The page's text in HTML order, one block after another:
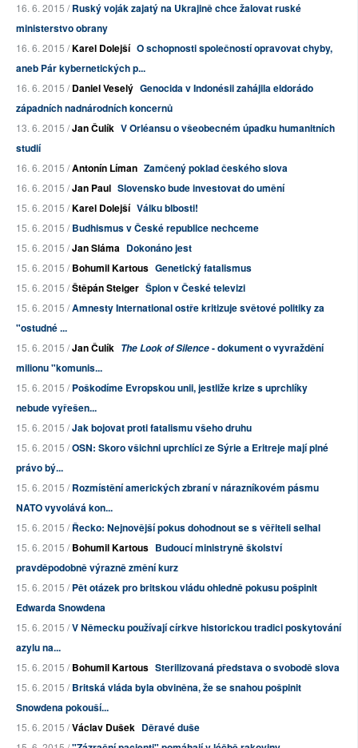
16. 6. 2015 /Ruský voják zajatý na Ukrajině chce žalovat ruské
ministerstvo obrany
16. 6. 2015 /Karel Dolejší O schopnosti společností opravovat chyby,
aneb Pár kybernetických p...
16. 6. 2015 /Daniel Veselý Genocida v Indonésii zahájila eldorádo
západních nadnárodních koncernů
13. 6. 2015 /Jan Čulík V Orléansu o všeobecném úpadku humanitních
studií
16. 6. 2015 /Antonín Líman Zamčený poklad českého slova
16. 6. 2015 /Jan Paul Slovensko bude investovat do umění
15. 6. 2015 /Karel Dolejší Válku blbosti!
15. 6. 2015 /Budhismus v České republice nechceme
15. 6. 2015 /Jan Sláma Dokonáno jest
15. 6. 2015 /Bohumil Kartous Genetický fatalismus
15. 6. 2015 /Štěpán Steiger Špion v České televizi
15. 6. 2015 /Amnesty International ostře kritizuje světové politiky za
"ostudné ...
15. 6. 2015 /Jan Čulík The Look of Silence- dokument o vyvraždění
milionu "komunis...
15. 6. 2015 /Poškodíme Evropskou unii, jestliže krize s uprchlíky
nebude vyřešen...
15. 6. 2015 /Jak bojovat proti fatalismu všeho druhu
15. 6. 2015 /OSN: Skoro všichni uprchlíci ze Sýrie a Eritreje mají plné
právo bý...
15. 6. 2015 /Rozmístění amerických zbraní v nárazníkovém pásmu
NATO vyvolává kon...
15. 6. 2015 /Řecko: Nejnovější pokus dohodnout se s věřiteli selhal
15. 6. 2015 /Bohumil Kartous Budoucí ministryně školství
pravděpodobně výrazně změní kurz
15. 6. 2015 /Pět otázek pro britskou vládu ohledně pokusu pošpinit
Edwarda Snowdena
15. 6. 2015 /V Německu používají církve historickou tradici poskytování
azylu na...
15. 6. 2015 /Bohumil Kartous Sterilizovaná představa o svobodě slova
15. 6. 2015 /Britská vláda byla obviněna, že se snahou pošpinit
Snowdena pokouší...
15. 6. 2015 /Václav Dušek Děravé duše